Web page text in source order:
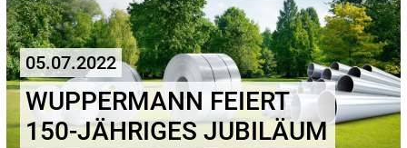
05.07.2022
WUPPERMANN FEIERT
150-JÄHRIGES JUBILÄUM